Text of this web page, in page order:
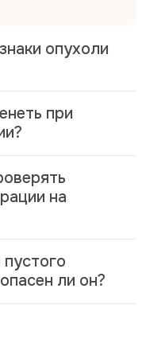
беременность,
молока из
гормонов не
опухоли
при
на
ли он?